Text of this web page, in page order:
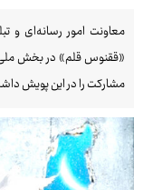
معاونت امور رسانه‌ای و
«ققنوس قلم» در بخش ملی
مشارکت را در این ‌پویش